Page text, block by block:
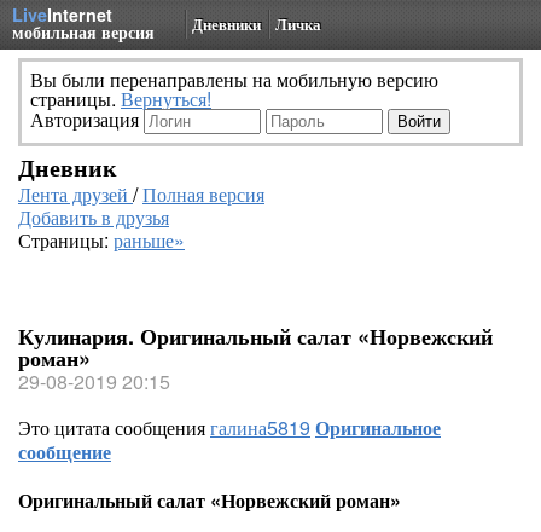
LiveInternet
мобильная версия Дневники Личка
Вы были перенаправлены на мобильную версию
страницы. Вернуться!
Авторизация
Дневник
Лента друзей /Полная версия
Добавить в друзья
Страницы: раньше»
Кулинария. Оригинальный салат «Норвежский
роман»
29-08-2019 20:15
Это цитата сообщениягалина5819 Оригинальное
сообщение
Оригинальный салат «Норвежский роман»